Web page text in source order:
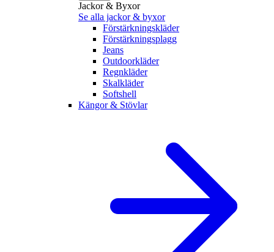
Jackor & Byxor
Se alla jackor & byxor
Förstärkningskläder
Förstärkningsplagg
Jeans
Outdoorkläder
Regnkläder
Skalkläder
Softshell
Kängor & Stövlar